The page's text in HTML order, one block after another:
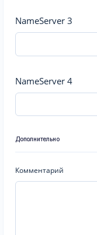
NameServer 3
NameServer 4
Дополнительно
Комментарий